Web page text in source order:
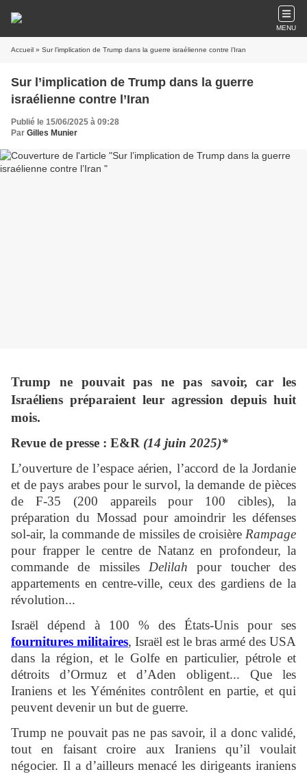
MENU
Accueil » Sur l’implication de Trump dans la guerre israélienne contre l’Iran
Sur l’implication de Trump dans la guerre
israélienne contre l’Iran
Publié le 15/06/2025 à 09:28
Par Gilles Munier
Trump ne pouvait pas ne pas savoir, car les
Israéliens préparaient leur agression depuis huit
mois.
Revue de presse : E&R (14 juin 2025)*
L’ouverture de l’espace aérien, l’accord de la Jordanie
et de pays arabes pour le survol, la demande de pièces
de F-35 (200 appareils pour 100 cibles), la
préparation du Mossad pour amoindrir les défenses
sol-air, la commande de missiles de croisière Rampage
pour frapper le centre de Natanz en profondeur, la
commande de missiles Delilah pour toucher des
appartements en centre-ville, ceux des gardiens de la
révolution...
Israël dépend à 100 % des États-Unis pour ses
fournitures militaires, Israël est le bras armé des USA
dans la région, et le Golfe en particulier, pétrole et
détroits d’Ormuz et d’Aden obligent... Que les
Iraniens et les Yéménites contrôlent en partie, et qui
peuvent devenir un but de guerre.
Trump ne pouvait pas ne pas savoir, il a donc validé,
tout en faisant croire aux Iraniens qu’il voulait
négocier. Il a d’ailleurs menacé les dirigeants iraniens